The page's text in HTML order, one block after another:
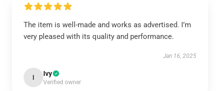
The item is well-made and works as advertised. I’m
very pleased with its quality and performance.
Jan 16, 2025
I Ivy
Verified owner